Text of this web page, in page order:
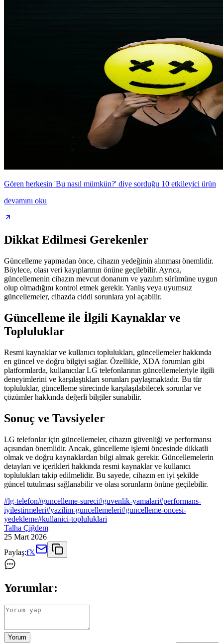
Gören herkesin 'Bu nasıl mümkün?' diye sorduğu 10 etkileyici ürün
devamını oku
Dikkat Edilmesi Gerekenler
Güncelleme yapmadan önce, cihazın yedeğinin alınması önemlidir.
Böylece, olası veri kayıplarının önüne geçilebilir. Ayrıca,
güncellemenin cihazın mevcut donanım ve yazılım sürümüne uygun
olup olmadığını kontrol etmek gerekir. Yanlış veya uyumsuz
güncellemeler, cihazda ciddi sorunlara yol açabilir.
Güncelleme ile İlgili Kaynaklar ve
Topluluklar
Resmi kaynaklar ve kullanıcı toplulukları, güncellemeler hakkında
en güncel ve doğru bilgiyi sağlar. Özellikle, XDA forumları gibi
platformlarda, kullanıcılar LG telefonlarının güncellemeleriyle ilgili
deneyimlerini ve karşılaştıkları sorunları paylaşmaktadır. Bu tür
topluluklar, güncelleme sürecinde karşılaşılabilecek sorunlar ve
çözümler hakkında değerli bilgiler sunabilir.
Sonuç ve Tavsiyeler
LG telefonlar için güncellemeler, cihazın güvenliği ve performansı
açısından önemlidir. Ancak, güncelleme işlemi öncesinde dikkatli
olmak ve doğru kaynaklardan bilgi almak gerekir. Güncellemelerin
detayları ve içerikleri hakkında resmi kaynaklar ve kullanıcı
toplulukları takip edilmelidir. Bu sayede, cihazın en iyi şekilde
güncel tutulması sağlanabilir ve olası sorunların önüne geçilebilir.
#lg-telefon#guncelleme-sureci#guvenlik-yamalari#performans-
iyilestirmeleri#yazilim-guncellemeleri#guncelleme-oncesi-
yedekleme#kullanici-topluluklari
Talha Çiğdem
25 Mart 2026
Paylaş:f𝕏
Yorumlar:
Yorum